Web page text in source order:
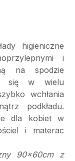
higieniczne
i
na spodzie
się w wielu
wchłania
podkładu.
dla kobiet w
i materac
90x60cm z